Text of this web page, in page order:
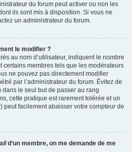
du forum peut activer ou non les
ils sont mis à disposition. Si vous ne
un administrateur du forum.
le modifier ?
au nom d’utilisateur, indiquent le nombre
certains membres tels que les modérateurs
ne pouvez pas directement modifier
par l’administrateur du forum. Évitez de
le seul but de passer au rang
cette pratique est rarement tolérée et un
peut facilement abaisser votre compteur de
d’un membre, on me demande de me